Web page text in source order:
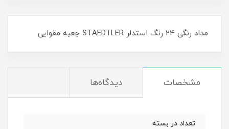
مداد رنگی 24 رنگ استدلر STAEDTLER جعبه مقوایی
مشخصات دیدگاه‌ها
تعداد در بسته